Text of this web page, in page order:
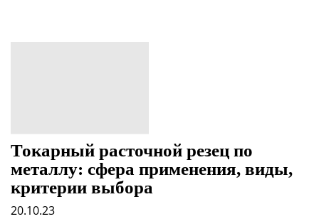
Токарный расточной резец по
металлу: сфера применения, виды,
критерии выбора
20.10.23